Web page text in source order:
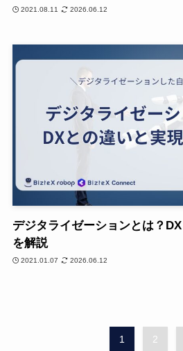
2021.08.11 2026.06.12
デジタライゼーションとは？
を解説
2021.01.07 2026.06.12
1 2